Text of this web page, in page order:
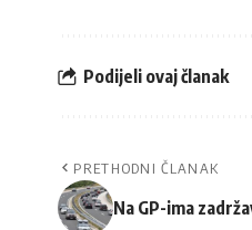
Podijeli ovaj članak
PRETHODNI ČLANAK
Na GP-ima